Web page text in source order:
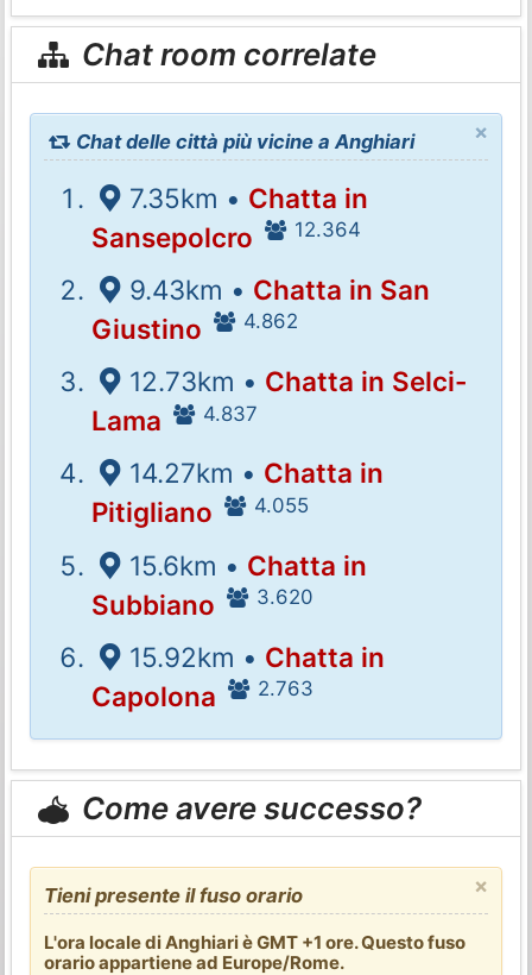
Chat room correlate
×
Chat delle città più vicine a Anghiari
7.35km • Chatta in
Sansepolcro
12.364
9.43km • Chatta in San
Giustino
4.862
12.73km • Chatta in Selci-
Lama
4.837
14.27km • Chatta in
Pitigliano
4.055
15.6km • Chatta in
Subbiano
3.620
15.92km • Chatta in
Capolona
2.763
Come avere successo?
×
Tieni presente il fuso orario
L'ora locale di Anghiari è GMT +1 ore. Questo fuso
orario appartiene ad Europe/Rome.